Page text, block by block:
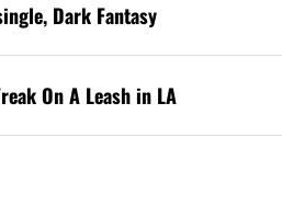
Dark Fantasy
On A Leash in LA